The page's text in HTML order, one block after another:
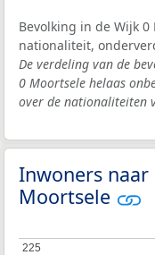
Bevolking in de Wijk
nationaliteit,
De verdeling van de
0 Moortsele helaas
over de nationaliteiten
Inwoners
Moortsele
225
225